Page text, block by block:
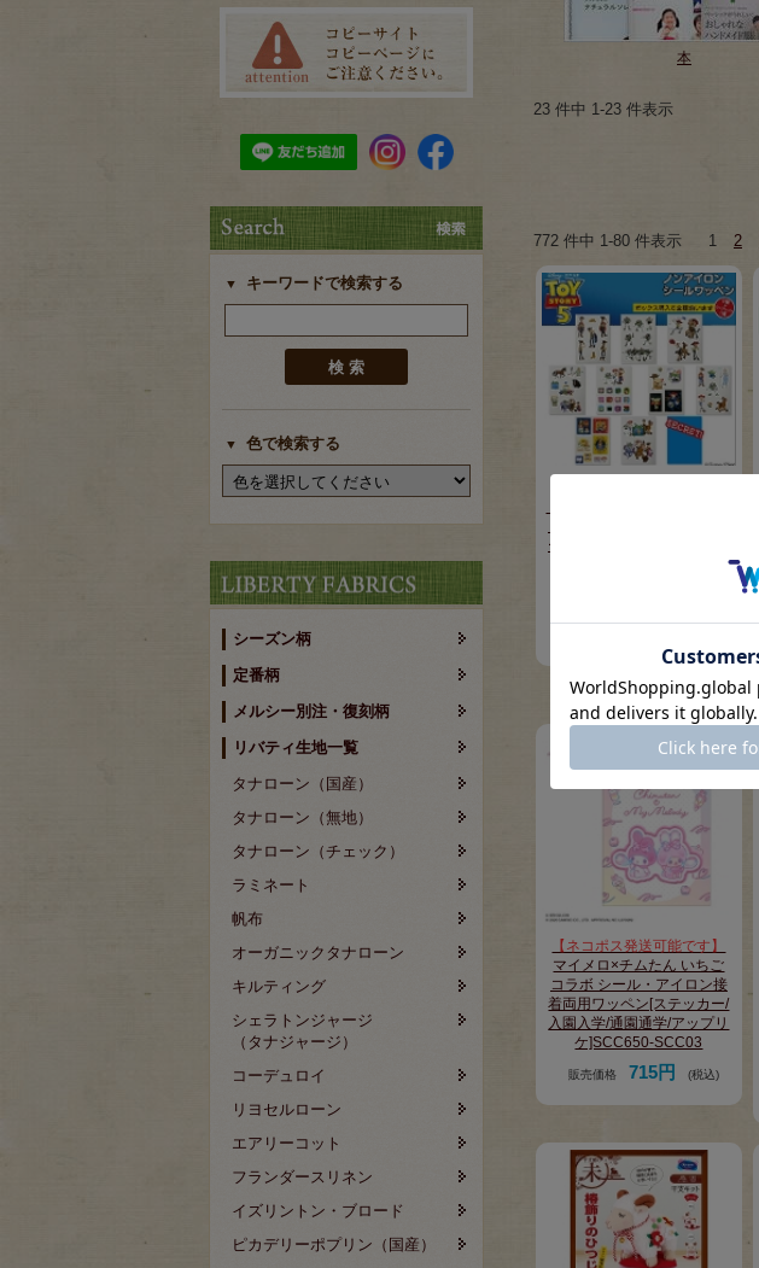
キーワードで検索する
色で検索する
シーズン柄
定番柄
メルシー別注・復刻柄
リバティ生地一覧
タナローン（国産）
タナローン（無地）
タナローン（チェック）
ラミネート
帆布
オーガニックタナローン
キルティング
シェラトンジャージ
（タナジャージ）
コーデュロイ
リヨセルローン
エアリーコット
フランダースリネン
イズリントン・ブロード
ピカデリーポプリン（国産）
本
23 件中 1-23 件表示
772 件中 1-80 件表示
1 2
ークレット1種コンプリート
【ネコポス発送可能です】
マイメロ×チムたん いちご
コラボ シール・アイロン接
着両用ワッペン[ステッカー/
入園入学/通園通学/アップリ
ケ]SCC650-SCC03
販売価格 715円 (税込)